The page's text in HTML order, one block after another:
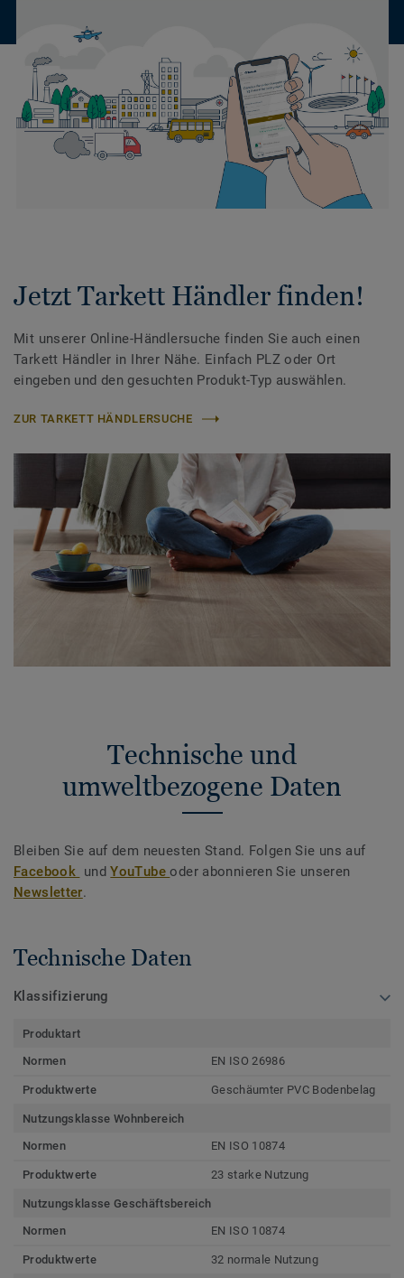
Jetzt Tarkett Händler finden!
Mit unserer Online-Händlersuche finden Sie auch einen
Tarkett Händler in Ihrer Nähe. Einfach PLZ oder Ort
eingeben und den gesuchten Produkt-Typ auswählen.
ZUR TARKETT HÄNDLERSUCHE
Technische und
umweltbezogene Daten
Bleiben Sie auf dem neuesten Stand. Folgen Sie uns auf
Facebook undYouTubeoder abonnieren Sie unseren
Newsletter.
Technische Daten
Klassifizierung
Produktart
Normen
EN ISO 26986
Produktwerte Geschäumter PVC Bodenbelag
Nutzungsklasse Wohnbereich
Normen
EN ISO 10874
Produktwerte 23 starke Nutzung
Nutzungsklasse Geschäftsbereich
Normen
EN ISO 10874
Produktwerte 32 normale Nutzung